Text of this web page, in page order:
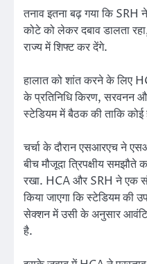
तनाव इतना बढ़ गया कि
कोटे को लेकर दबाव डालता
राज्य में शिफ्ट कर देंगे.
हालात को शांत करने के लिए
के प्रतिनिधि किरण, सरवनन
स्टेडियम में बैठक की ताकि
चर्चा के दौरान एसआरएच ने
बीच मौजूदा त्रिपक्षीय
रखा. HCA और SRH ने एक
किया जाएगा कि स्टेडियम की
सेक्शन में उसी के अनुसार
है.